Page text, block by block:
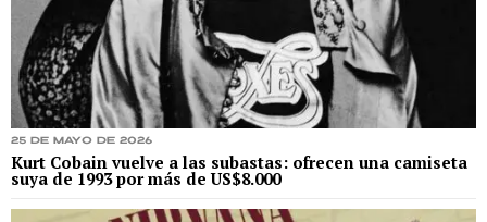
25 de mayo de 2026
Kurt Cobain vuelve a las subastas: ofrecen una camiseta
suya de 1993 por más de US$8.000